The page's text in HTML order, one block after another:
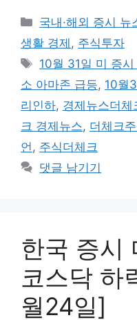
카
테
리
국내·해외 증시 뉴
생활 경제 , 주식투자
태
그
10월 31일 미 증
소 아마존 급등, 10월
리인하, 경제뉴스더체
크 경제뉴스, 더체크
언 , 주식더체크
댓글 남기기
한국 증시
코스닥 하
월24일]